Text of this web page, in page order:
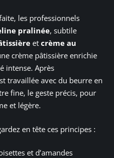
les professionnels
pralinée, subtile
et crème au
crème pâtissière enrichie
intense. Après
travaillée avec du beurre en
fine, le geste précis, pour
et légère.
en tête ces principes :
et d’amandes